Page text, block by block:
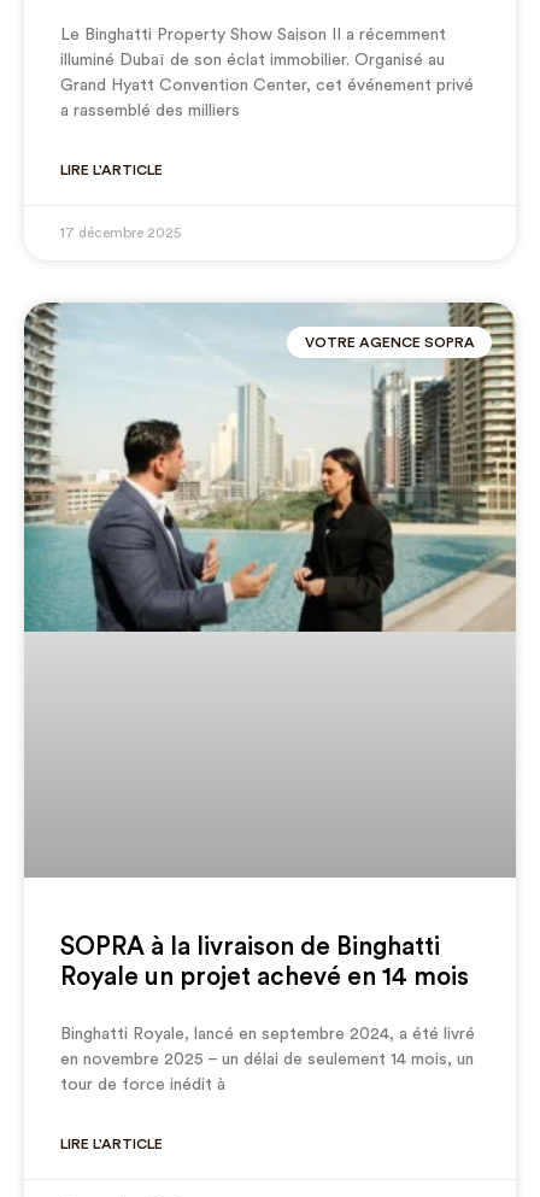
Le Binghatti Property Show Saison II a récemment
illuminé Dubaï de son éclat immobilier. Organisé au
Grand Hyatt Convention Center, cet événement privé
a rassemblé des milliers
LIRE L'ARTICLE
17 décembre 2025
VOTRE AGENCE SOPRA
SOPRA à la livraison de Binghatti
Royale un projet achevé en 14 mois
Binghatti Royale, lancé en septembre 2024, a été livré
en novembre 2025 – un délai de seulement 14 mois, un
tour de force inédit à
LIRE L'ARTICLE